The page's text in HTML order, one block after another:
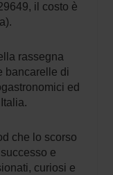
il costo è
rassegna
bancarelle di
ed
che lo scorso
e
curiosi e